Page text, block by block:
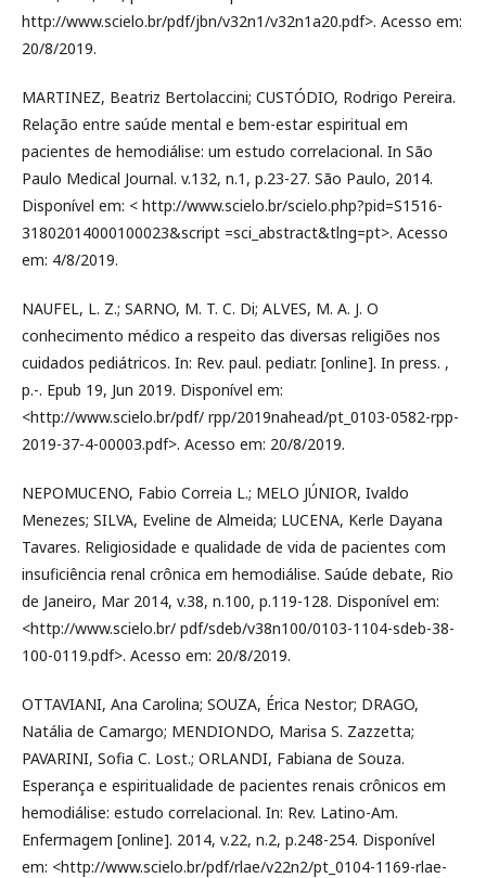
http://www.scielo.br/pdf/jbn/v32n1/v32n1a20.pdf>. Acesso em:
20/8/2019.
MARTINEZ, Beatriz Bertolaccini; CUSTÓDIO, Rodrigo Pereira.
Relação entre saúde mental e bem-estar espiritual em
pacientes de hemodiálise: um estudo correlacional. In São
Paulo Medical Journal. v.132, n.1, p.23-27. São Paulo, 2014.
Disponível em: < http://www.scielo.br/scielo.php?pid=S1516-
31802014000100023&script =sci_abstract&tlng=pt>. Acesso
em: 4/8/2019.
NAUFEL, L. Z.; SARNO, M. T. C. Di; ALVES, M. A. J. O
conhecimento médico a respeito das diversas religiões nos
cuidados pediátricos. In: Rev. paul. pediatr. [online]. In press. ,
p.-. Epub 19, Jun 2019. Disponível em:
<http://www.scielo.br/pdf/ rpp/2019nahead/pt_0103-0582-rpp-
2019-37-4-00003.pdf>. Acesso em: 20/8/2019.
NEPOMUCENO, Fabio Correia L.; MELO JÚNIOR, Ivaldo
Menezes; SILVA, Eveline de Almeida; LUCENA, Kerle Dayana
Tavares. Religiosidade e qualidade de vida de pacientes com
insuficiência renal crônica em hemodiálise. Saúde debate, Rio
de Janeiro, Mar 2014, v.38, n.100, p.119-128. Disponível em:
<http://www.scielo.br/ pdf/sdeb/v38n100/0103-1104-sdeb-38-
100-0119.pdf>. Acesso em: 20/8/2019.
OTTAVIANI, Ana Carolina; SOUZA, Érica Nestor; DRAGO,
Natália de Camargo; MENDIONDO, Marisa S. Zazzetta;
PAVARINI, Sofia C. Lost.; ORLANDI, Fabiana de Souza.
Esperança e espiritualidade de pacientes renais crônicos em
hemodiálise: estudo correlacional. In: Rev. Latino-Am.
Enfermagem [online]. 2014, v.22, n.2, p.248-254. Disponível
em: <http://www.scielo.br/pdf/rlae/v22n2/pt_0104-1169-rlae-